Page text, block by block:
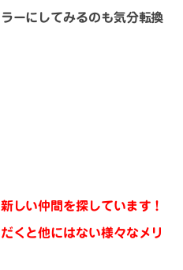
ーにしてみるのも気分転換
しい仲間を探しています！
くと他にはない様々なメリ